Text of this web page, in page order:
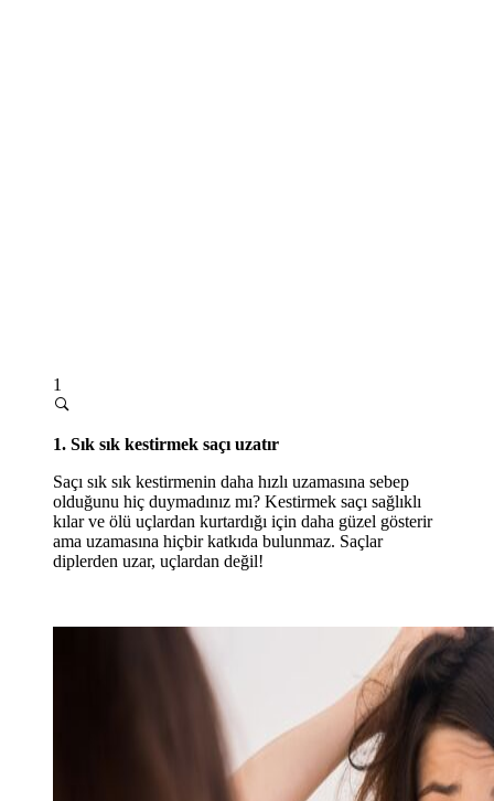
1
1. Sık sık kestirmek saçı uzatır
Saçı sık sık kestirmenin daha hızlı uzamasına sebep
olduğunu hiç duymadınız mı? Kestirmek saçı sağlıklı
kılar ve ölü uçlardan kurtardığı için daha güzel gösterir
ama uzamasına hiçbir katkıda bulunmaz. Saçlar
diplerden uzar, uçlardan değil!